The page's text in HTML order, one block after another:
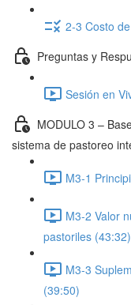
2-3 Costo
Preguntas y
Sesión en
MODULO 3 –
sistema de pastoreo
M3-1
M3-2 Valor
pastoriles (43:32)
M3-3
(39:50)